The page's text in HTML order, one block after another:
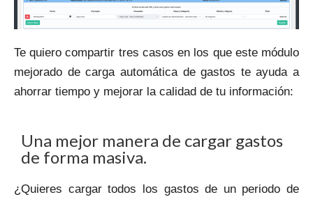
Te quiero compartir tres casos en los que este módulo
mejorado de carga automática de gastos te ayuda a
ahorrar tiempo y mejorar la calidad de tu información:
Una mejor manera de cargar gastos
de forma masiva.
¿Quieres cargar todos los gastos de un periodo de